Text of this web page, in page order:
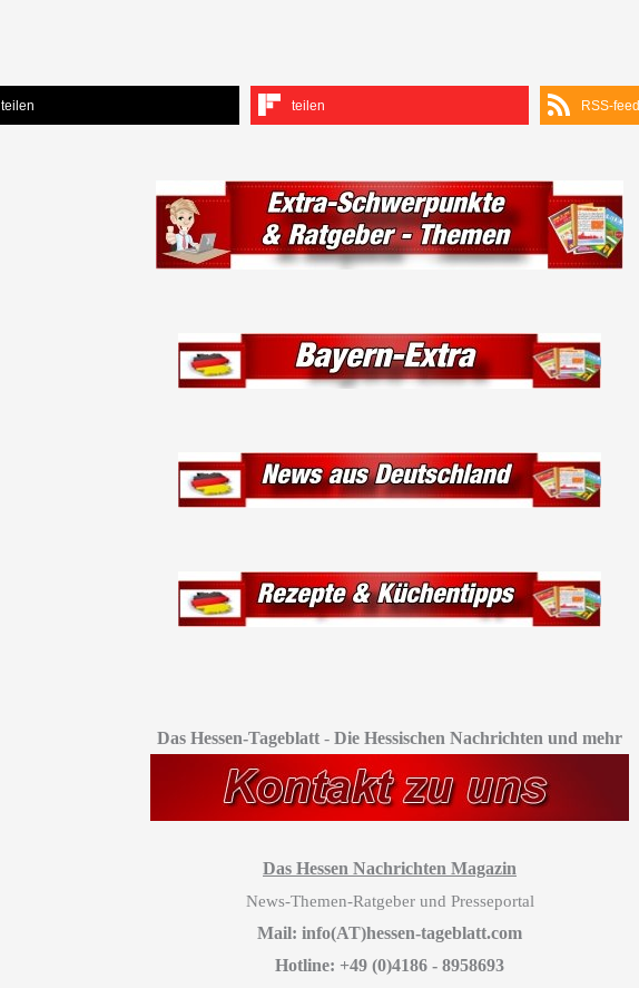
teilen teilen RSS-feed
Das Hessen-Tageblatt - Die Hessischen Nachrichten und mehr
Das Hessen Nachrichten Magazin
News-Themen-Ratgeber und Presseportal
Mail: info(AT)hessen-tageblatt.com
Hotline: +49 (0)4186 - 8958693